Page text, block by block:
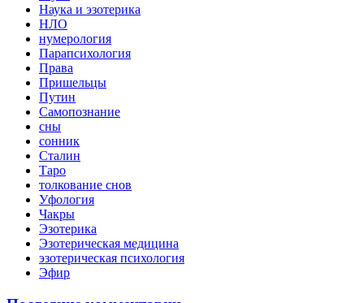
Наука и эзотерика
НЛО
нумерология
Парапсихология
Права
Пришельцы
Путин
Самопознание
сны
сонник
Сталин
Таро
толкование снов
Уфология
Чакры
Эзотерика
Эзотерическая медицина
эзотерическая психология
Эфир